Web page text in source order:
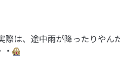
は、途中雨が降ったりやん